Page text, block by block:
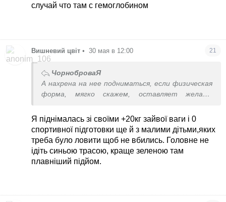
случай что там с гемоглобином
Вишневий цвіт • 30 мая в 12:00 21
ЧорноброваЯ
А нахрена на нее подниматься, если физическая
форма, мягко скажем, оставляет желать
Я піднімалась зі своїми +20кг зайвої ваги і 0
спортивної підготовки ще й з малими дітьми,яких
треба було ловити щоб не вбились. Головне не
ідіть синьою трасою, краще зеленою там
плавніший підйом.